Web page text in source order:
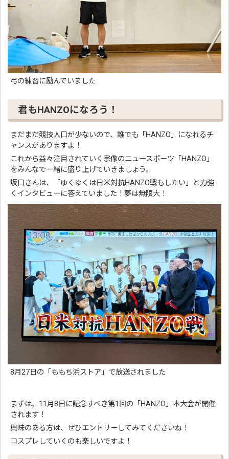
弓の練習に励んでいました
君もHANZOになろう！
まだまだ競技人口が少ないので、誰でも「HANZO」になれるチ
ャンスがありますよ！
これから益々注目されていく宗像のニュースポーツ「HANZO」
をみんなで一緒に盛り上げていきましょう。
坂口さんは、「ゆくゆくは日米対抗HANZO戦もしたい」と力強
くインタビューに答えていました！夢は無限大！
8月27日の「ももち浜ストア」で放送されました
まずは、11月8日に記念すべき第1回の「HANZO」本大会が開催
されます！
興味のある方は、ぜひエントリーしてみてくださいね！
コスプレしていくのも楽しいですよ！